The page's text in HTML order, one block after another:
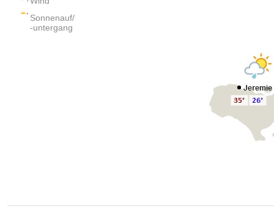
Sonnenauf/
-untergang